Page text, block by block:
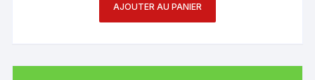
AJOUTER AU PANIER